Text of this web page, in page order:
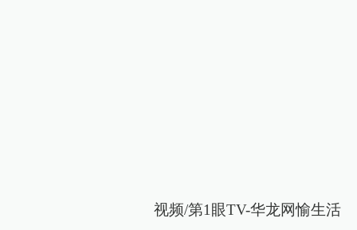
视频/第1眼TV-华龙网愉生活